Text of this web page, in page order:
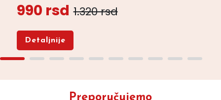
990 rsd 1.320 rsd
Detaljnije
Preporučujemo